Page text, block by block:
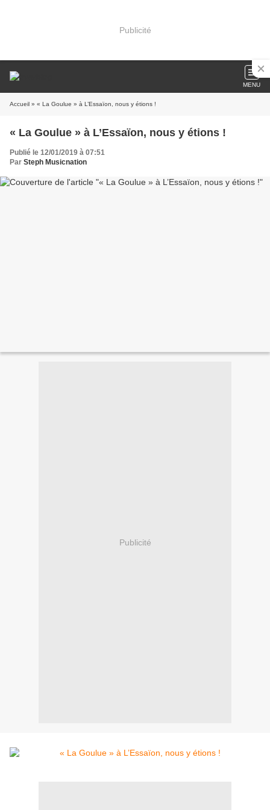
Publicité
MENU
Accueil » « La Goulue » à L’Essaïon, nous y étions !
« La Goulue » à L’Essaïon, nous y étions !
Publié le 12/01/2019 à 07:51
Par Steph Musicnation
Publicité